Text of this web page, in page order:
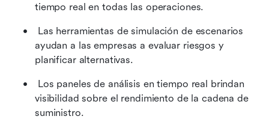
tiempo real en todas las operaciones.
Las herramientas de simulación de escenarios
ayudan a las empresas a evaluar riesgos y
planificar alternativas.
Los paneles de análisis en tiempo real brindan
visibilidad sobre el rendimiento de la cadena de
suministro.